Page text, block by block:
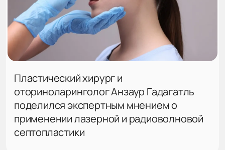
Пластический хирург и
оториноларинголог Анзаур Гадагатль
поделился экспертным мнением о
применении лазерной и радиоволновой
септопластики